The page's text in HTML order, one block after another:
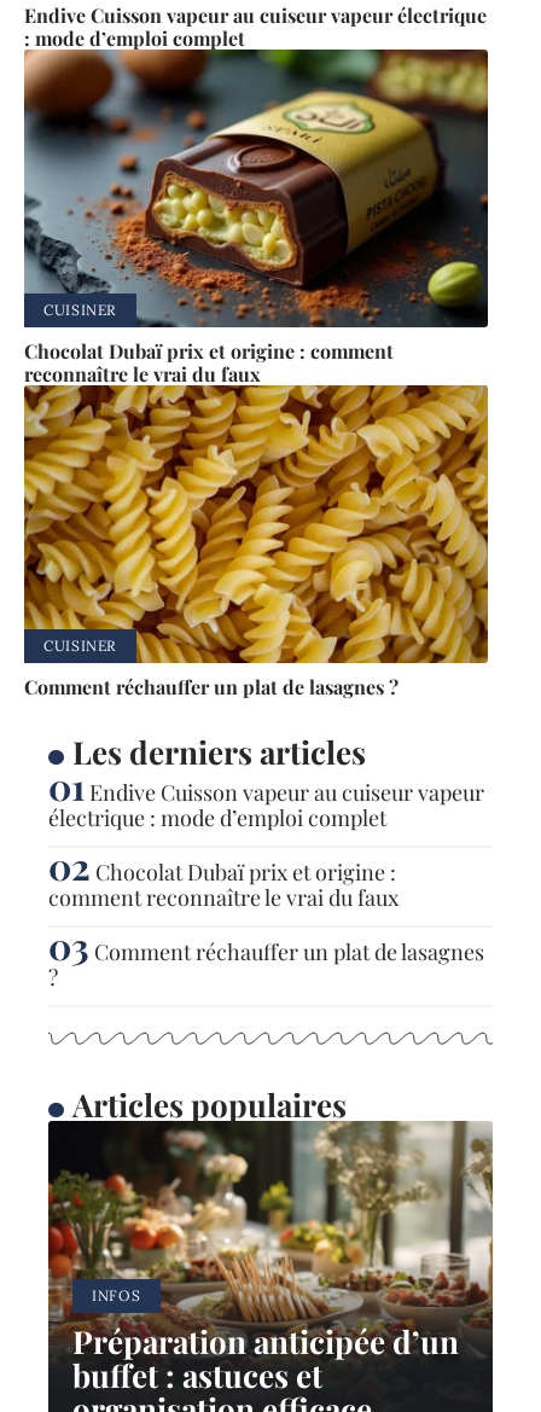
Endive Cuisson vapeur au cuiseur vapeur électrique
: mode d’emploi complet
CUISINER
Chocolat Dubaï prix et origine : comment
reconnaître le vrai du faux
CUISINER
Comment réchauffer un plat de lasagnes ?
Les derniers articles
Endive Cuisson vapeur au cuiseur vapeur
électrique : mode d’emploi complet
Chocolat Dubaï prix et origine :
comment reconnaître le vrai du faux
Comment réchauffer un plat de lasagnes
?
Articles populaires
INFOS
Préparation anticipée d’un
buffet : astuces et